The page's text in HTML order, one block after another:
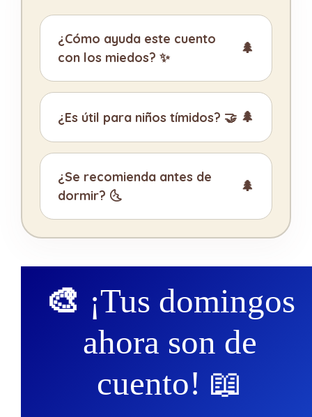
¿Cómo ayuda este cuento
con los miedos? ✨
¿Es útil para niños tímidos? 🤝
¿Se recomienda antes de
dormir? 🌜
🎨 ¡Tus domingos
ahora son de
cuento! 📖